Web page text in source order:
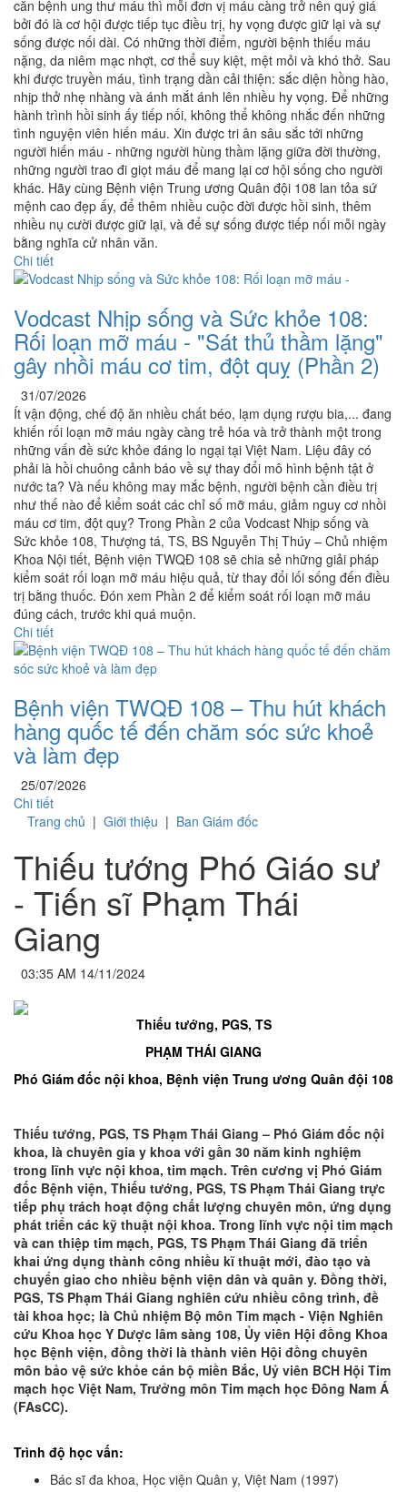
căn bệnh ung thư máu thì mỗi đơn vị máu càng trở nên quý giá
bởi đó là cơ hội được tiếp tục điều trị, hy vọng được giữ lại và sự
sống được nối dài. Có những thời điểm, người bệnh thiếu máu
nặng, da niêm mạc nhợt, cơ thể suy kiệt, mệt mỏi và khó thở. Sau
khi được truyền máu, tình trạng dần cải thiện: sắc diện hồng hào,
nhịp thở nhẹ nhàng và ánh mắt ánh lên nhiều hy vọng. Để những
hành trình hồi sinh ấy tiếp nối, không thể không nhắc đến những
tình nguyện viên hiến máu. Xin được tri ân sâu sắc tới những
người hiến máu - những người hùng thầm lặng giữa đời thường,
những người trao đi giọt máu để mang lại cơ hội sống cho người
khác. Hãy cùng Bệnh viện Trung ương Quân đội 108 lan tỏa sứ
mệnh cao đẹp ấy, để thêm nhiều cuộc đời được hồi sinh, thêm
nhiều nụ cười được giữ lại, và để sự sống được tiếp nối mỗi ngày
bằng nghĩa cử nhân văn.
Chi tiết
Vodcast Nhịp sống và Sức khỏe 108:
Rối loạn mỡ máu - "Sát thủ thầm lặng"
gây nhồi máu cơ tim, đột quỵ (Phần 2)
31/07/2026
Ít vận động, chế độ ăn nhiều chất béo, lạm dụng rượu bia,... đang
khiến rối loạn mỡ máu ngày càng trẻ hóa và trở thành một trong
những vấn đề sức khỏe đáng lo ngại tại Việt Nam. Liệu đây có
phải là hồi chuông cảnh báo về sự thay đổi mô hình bệnh tật ở
nước ta? Và nếu không may mắc bệnh, người bệnh cần điều trị
như thế nào để kiểm soát các chỉ số mỡ máu, giảm nguy cơ nhồi
máu cơ tim, đột quỵ? Trong Phần 2 của Vodcast Nhịp sống và
Sức khỏe 108, Thượng tá, TS, BS Nguyễn Thị Thúy – Chủ nhiệm
Khoa Nội tiết, Bệnh viện TWQĐ 108 sẽ chia sẻ những giải pháp
kiểm soát rối loạn mỡ máu hiệu quả, từ thay đổi lối sống đến điều
trị bằng thuốc. Đón xem Phần 2 để kiểm soát rối loạn mỡ máu
đúng cách, trước khi quá muộn.
Chi tiết
Bệnh viện TWQĐ 108 – Thu hút khách
hàng quốc tế đến chăm sóc sức khoẻ
và làm đẹp
25/07/2026
Chi tiết
Trang chủ | Giới thiệu | Ban Giám đốc
Thiếu tướng Phó Giáo sư
- Tiến sĩ Phạm Thái
Giang
03:35 AM 14/11/2024
Thiếu tướng, PGS, TS
PHẠM THÁI GIANG
Phó Giám đốc nội khoa, Bệnh viện Trung ương Quân đội 108
Thiếu tướng, PGS, TS Phạm Thái Giang – Phó Giám đốc nội
khoa, là chuyên gia y khoa với gần 30 năm kinh nghiệm
trong lĩnh vực nội khoa, tim mạch. Trên cương vị Phó Giám
đốc Bệnh viện, Thiếu tướng, PGS, TS Phạm Thái Giang trực
tiếp phụ trách hoạt động chất lượng chuyên môn, ứng dụng
phát triển các kỹ thuật nội khoa. Trong lĩnh vực nội tim mạch
và can thiệp tim mạch, PGS, TS Phạm Thái Giang đã triển
khai ứng dụng thành công nhiều kĩ thuật mới, đào tạo và
chuyển giao cho nhiều bệnh viện dân và quân y. Đồng thời,
PGS, TS Phạm Thái Giang nghiên cứu nhiều công trình, đề
tài khoa học; là Chủ nhiệm Bộ môn Tim mạch - Viện Nghiên
cứu Khoa học Y Dược lâm sàng 108, Ủy viên Hội đồng Khoa
học Bệnh viện, đồng thời là thành viên Hội đồng chuyên
môn bảo vệ sức khỏe cán bộ miền Bắc, Uỷ viên BCH Hội Tim
mạch học Việt Nam, Trưởng môn Tim mạch học Đông Nam Á
(FAsCC).
Trình độ học vấn:
Bác sĩ đa khoa, Học viện Quân y, Việt Nam (1997)